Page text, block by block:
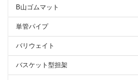
B山ゴムマット
単管パイプ
バリウェイト
バスケット型担架